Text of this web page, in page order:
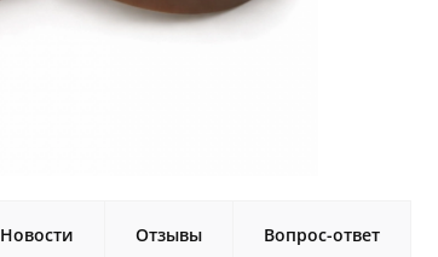
Новости Отзывы Вопрос-ответ